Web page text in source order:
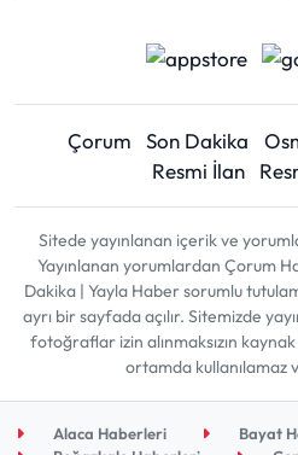
Çorum Son Dakika
Resmi İlan
Sitede yayınlanan içerik ve
Yayınlanan yorumlardan Çorum
Dakika | Yayla Haber sorumlu
ayrı bir sayfada açılır. Sitemizde
fotoğraflar izin alınmaksızın
ortamda kullanılamaz
Alaca Haberleri
Bayat